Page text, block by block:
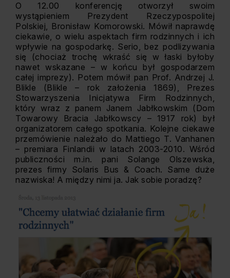
O 12.00 konferencję otworzył swoim
wystąpieniem Prezydent Rzeczypospolitej
Polskiej, Bronisław Komorowski. Mówił naprawdę
ciekawie, o wielu aspektach firm rodzinnych i ich
wpływie na gospodarkę. Serio, bez podlizywania
się (chociaż trochę wkraść się w łaski byłoby
nawet wskazane – w końcu był gospodarzem
całej imprezy). Potem mówił pan Prof. Andrzej J.
Blikle (Blikle – rok założenia 1869), Prezes
Stowarzyszenia Inicjatywa Firm Rodzinnych,
który wraz z panem Janem Jabłkowskim (Dom
Towarowy Bracia Jabłkowscy – 1917 rok) był
organizatorem całego spotkania. Kolejne ciekawe
przemówienie należało do Mattiego T. Vanhanen
– premiara Finlandii w latach 2003-2010. Wśród
publiczności m.in. pani Solange Olszewska,
prezes firmy Solaris Bus & Coach. Same duże
nazwiska! A między nimi ja. Jak sobie poradzę?